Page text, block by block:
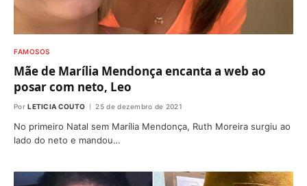
FAMOSOS
Mãe de Marília Mendonça encanta a web ao
posar com neto, Leo
Por LETICIA COUTO 25 de dezembro de 2021
No primeiro Natal sem Marília Mendonça, Ruth Moreira surgiu ao
lado do neto e mandou…